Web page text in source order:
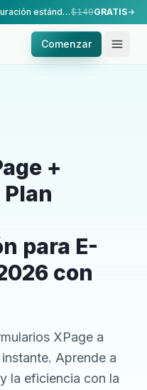
Configuración llave en mano — configuración estándar, realizada por nuestro equipo.$149GRATIS
Comenzar
+
para E-
con
XPage a
Aprende a
la eficiencia con la